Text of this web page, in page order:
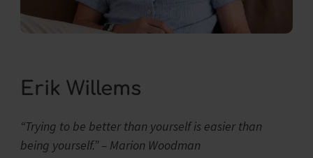
Erik Willems
“Trying to be better than yourself is easier than
being yourself.” – Marion Woodman